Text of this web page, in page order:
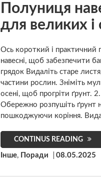
Полуниця
для великих і
Ось короткий і практичний
навесні, щоб забезпечити
грядок Видаліть старе
частини рослин. Зніміть
осені, щоб прогріти ґрунт.
Обережно розпушіть ґрунт
пошкоджуючи коріння.
CONTINUS READING
Інше, Поради 08.05.2025